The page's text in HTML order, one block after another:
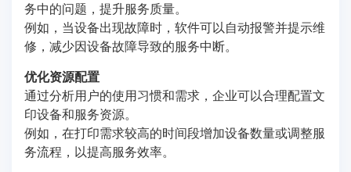
务中的问题，提升服务质量。
例如，当设备出现故障时，软件可以自动报警并提示维
修，减少因设备故障导致的服务中断。
优化资源配置
通过分析用户的使用习惯和需求，企业可以合理配置文
印设备和服务资源。
例如，在打印需求较高的时间段增加设备数量或调整服
务流程，以提高服务效率。